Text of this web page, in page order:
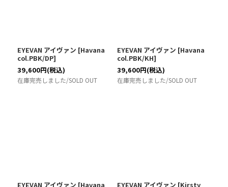
EYEVAN アイヴァン [Havana
col.PBK/DP]
39,600円(税込)
在庫完売しました/SOLD OUT
EYEVAN アイヴァン [Havana
col.PBK/KH]
39,600円(税込)
在庫完売しました/SOLD OUT
EYEVAN アイヴァン [Havana
EYEVAN アイヴァン [Kirsty